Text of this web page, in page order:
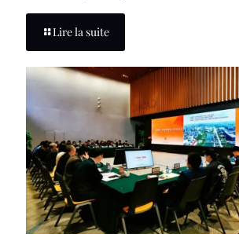
Lire la suite